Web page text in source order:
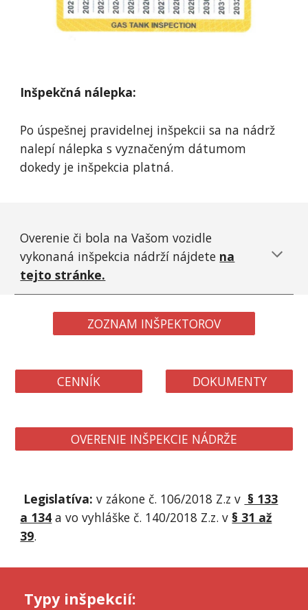
Inšpekčná nálepka:
Po úspešnej pravidelnej inšpekcii sa na nádrž
nalepí nálepka s vyznačeným dátumom
dokedy je inšpekcia platná.
Overenie či bola na Vašom vozidle
vykonaná inšpekcia nádrží nájdete na
tejto stránke.
ZOZNAM INŠPEKTOROV
CENNÍK DOKUMENTY
OVERENIE INŠPEKCIE NÁDRŽE
Legislatíva: v zákone č. 106/2018 Z.z v § 133
a 134 a vo vyhláške č. 140/2018 Z.z. v § 31 až
39.
Typy inšpekcií: